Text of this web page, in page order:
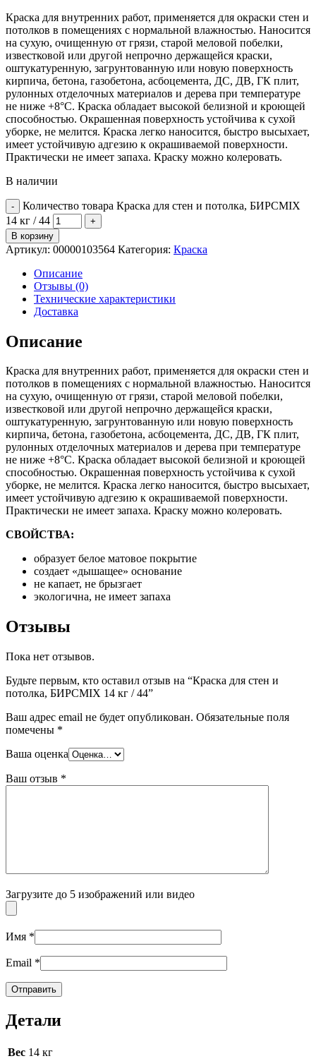
Краска для внутренних работ, применяется для окраски стен и
потолков в помещениях с нормальной влажностью. Наносится
на сухую, очищенную от грязи, старой меловой побелки,
известковой или другой непрочно держащейся краски,
оштукатуренную, загрунтованную или новую поверхность
кирпича, бетона, газобетона, асбоцемента, ДС, ДВ, ГК плит,
рулонных отделочных материалов и дерева при температуре
не ниже +8°С. Краска обладает высокой белизной и кроющей
способностью. Окрашенная поверхность устойчива к сухой
уборке, не мелится. Краска легко наносится, быстро высыхает,
имеет устойчивую адгезию к окрашиваемой поверхности.
Практически не имеет запаха. Краску можно колеровать.
В наличии
Количество товара Краска для стен и потолка, БИРСMIX
14 кг / 44
В корзину
Артикул: 00000103564 Категория: Краска
Описание
Отзывы (0)
Технические характеристики
Доставка
Описание
Краска для внутренних работ, применяется для окраски стен и
потолков в помещениях с нормальной влажностью. Наносится
на сухую, очищенную от грязи, старой меловой побелки,
известковой или другой непрочно держащейся краски,
оштукатуренную, загрунтованную или новую поверхность
кирпича, бетона, газобетона, асбоцемента, ДС, ДВ, ГК плит,
рулонных отделочных материалов и дерева при температуре
не ниже +8°С. Краска обладает высокой белизной и кроющей
способностью. Окрашенная поверхность устойчива к сухой
уборке, не мелится. Краска легко наносится, быстро высыхает,
имеет устойчивую адгезию к окрашиваемой поверхности.
Практически не имеет запаха. Краску можно колеровать.
СВОЙСТВА:
образует белое матовое покрытие
создает «дышащее» основание
не капает, не брызгает
экологична, не имеет запаха
Отзывы
Пока нет отзывов.
Будьте первым, кто оставил отзыв на “Краска для стен и
потолка, БИРСMIX 14 кг / 44”
Ваш адрес email не будет опубликован. Обязательные поля
помечены *
Ваша оценка
Ваш отзыв *
Загрузите до 5 изображений или видео
Имя *
Email *
Детали
Вес 14 кг